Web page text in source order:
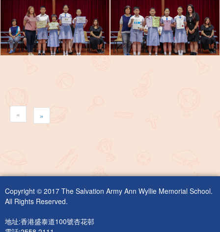
« »
Copyright © 2017 The Salvation Army Ann Wyllie Memorial School.
All Rights Reserved.
地址:香港盛泰道100號杏花邨